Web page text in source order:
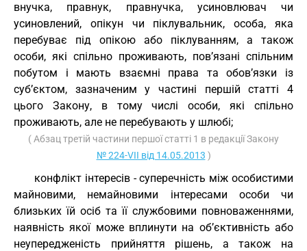
внучка, правнук, правнучка, усиновлювач чи
усиновлений, опікун чи піклувальник, особа, яка
перебуває під опікою або піклуванням, а також
особи, які спільно проживають, пов’язані спільним
побутом і мають взаємні права та обов’язки із
суб’єктом, зазначеним у частині першій статті 4
цього Закону, в тому числі особи, які спільно
проживають, але не перебувають у шлюбі;
( Абзац третій частини першої статті 1 в редакції Закону
№ 224-VII від 14.05.2013 )
конфлікт інтересів - суперечність між особистими
майновими, немайновими інтересами особи чи
близьких їй осіб та її службовими повноваженнями,
наявність якої може вплинути на об’єктивність або
неупередженість прийняття рішень, а також на